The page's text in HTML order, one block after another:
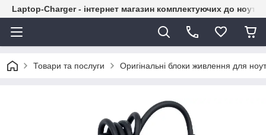
Laptop-Charger - інтернет магазин комплектуючих до
Товари та послуги Оригінальні блоки живлення для